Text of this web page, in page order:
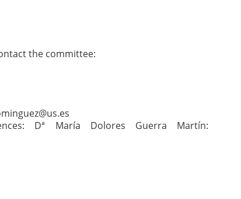
the committee:
Dª María Dolores Guerra Martín: